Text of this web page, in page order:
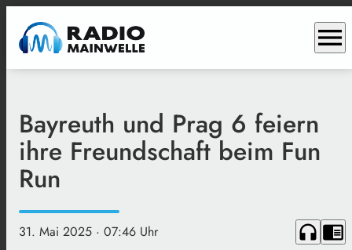
menu
Bayreuth und Prag 6 feiern
ihre Freundschaft beim Fun
Run
31. Mai 2025 · 07:46 Uhr headphones chrome_reader_mode